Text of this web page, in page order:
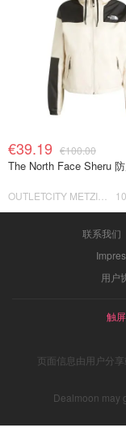
€39.19 €100.00
The North Face Sheru
联系我们
用户
触
页面信息由用户分
Dealmoon may